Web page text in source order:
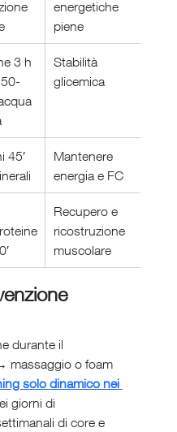
energetiche
piene
3 h
Stabilità
glicemica
45′
Mantenere
energia e FC
Recupero e
ricostruzione
muscolare
durante il
massaggio o foam
solo dinamico nei
giorni di
di core e